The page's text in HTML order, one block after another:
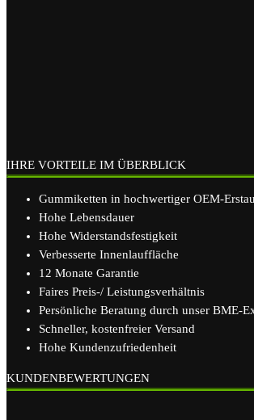
IHRE VORTEILE IM ÜBERBLICK
Gummiketten in hochwertiger OEM-
Hohe Lebensdauer
Hohe Widerstandsfestigkeit
Verbesserte Innenlauffläche
12 Monate Garantie
Faires Preis-/ Leistungsverhältnis
Persönliche Beratung durch unser BME-
Schneller, kostenfreier Versand
Hohe Kundenzufriedenheit
KUNDENBEWERTUNGEN